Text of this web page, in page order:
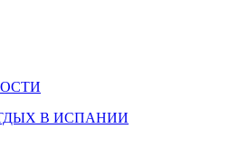
В ИСПАНИИ